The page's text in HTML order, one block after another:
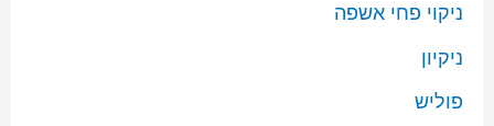
ניקוי פחי אשפה
ניקיון
פוליש